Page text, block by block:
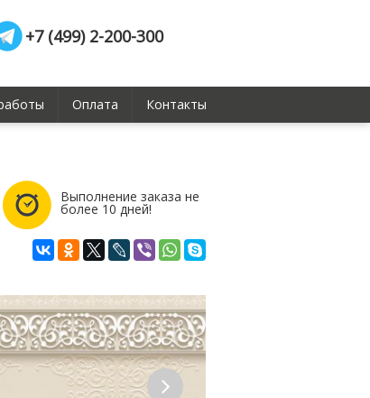
+7 (499) 2-200-300
Оплата Контакты
Выполнение заказа не
более 10 дней!